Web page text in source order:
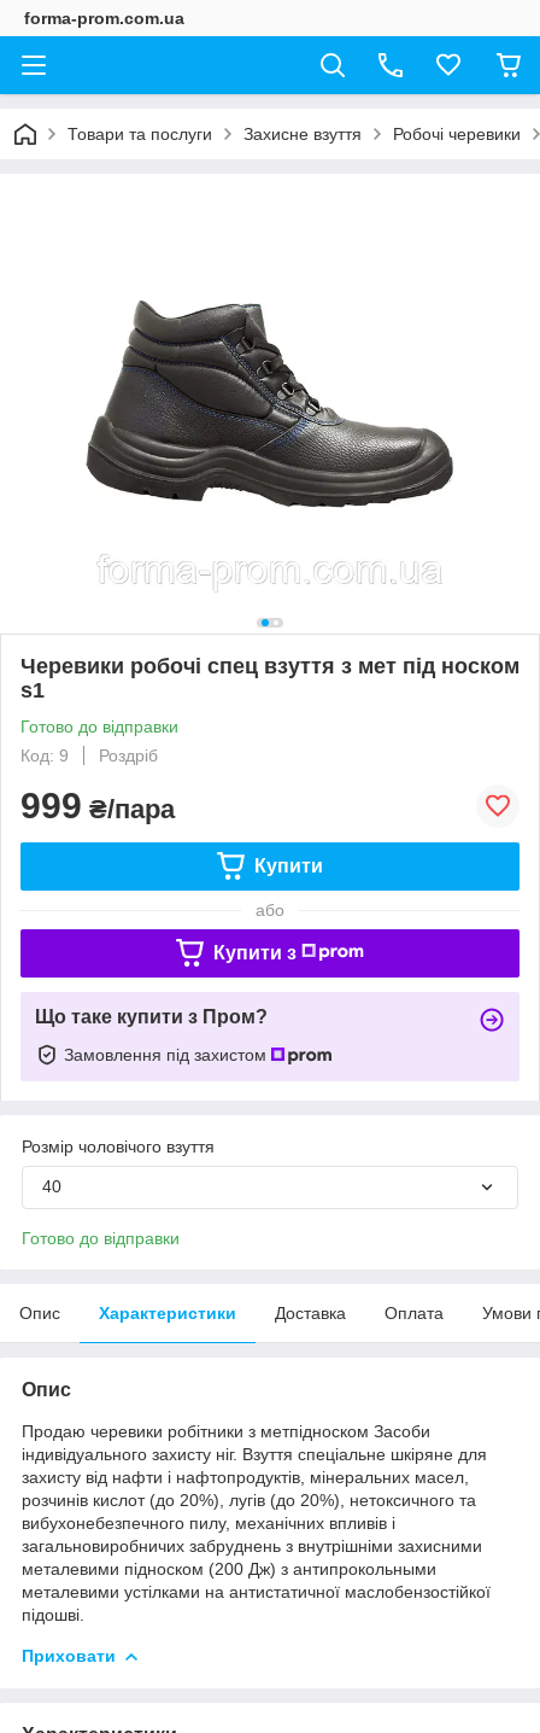
forma-prom.com.ua
Товари та послуги Захисне взуття Робочі черевики
Черевики робочі спец взуття з мет під носком
s1
Готово до відправки
Код: 9
Роздріб
999 ₴/пара
Купити
або
Купити з
Що таке купити з Пром?
Замовлення під захистом
Розмір чоловічого взуття
40
Готово до відправки
Опис Характеристики Доставка Оплата Умови
Опис
Продаю черевики робітники з метпідноском Засоби
індивідуального захисту ніг. Взуття спеціальне шкіряне для
захисту від нафти і нафтопродуктів, мінеральних масел,
розчинів кислот (до 20%), лугів (до 20%), нетоксичного та
вибухонебезпечного пилу, механічних впливів і
загальновиробничих забруднень з внутрішніми захисними
металевими підноском (200 Дж) з антипрокольными
металевими устілками на антистатичної маслобензостійкої
підошві.
Приховати